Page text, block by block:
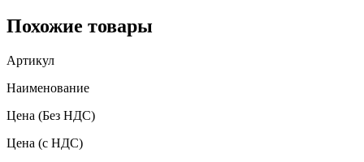
Похожие товары
Артикул
Наименование
Цена (Без НДС)
Цена (с НДС)